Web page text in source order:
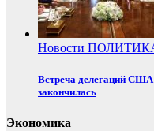
Новости
Встреча делегаций США
закончилась
Экономика